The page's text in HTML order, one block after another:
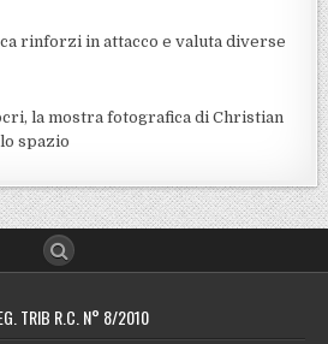
rinforzi in attacco e valuta diverse
la mostra fotografica di Christian
spazio
TRIB R.C. N° 8/2010